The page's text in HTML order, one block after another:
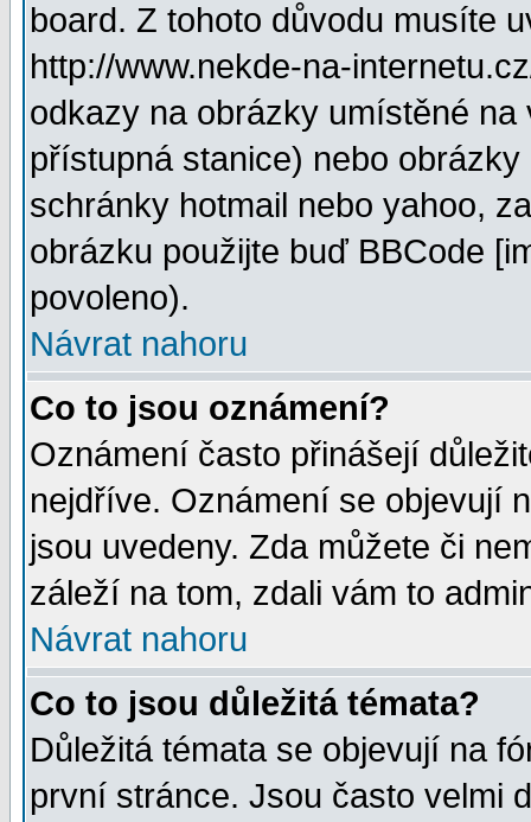
board. Z tohoto důvodu musíte
http://www.nekde-na-
odkazy na obrázky umístěné
přístupná stanice) nebo
schránky hotmail nebo yahoo,
obrázku použijte buď BBCode
povoleno).
Návrat nahoru
Co to jsou oznámení?
Oznámení často přinášejí
nejdříve. Oznámení se objevují
jsou uvedeny. Zda můžete či
záleží na tom, zdali vám to
Návrat nahoru
Co to jsou důležitá témata?
Důležitá témata se objevují na
první stránce. Jsou často velmi